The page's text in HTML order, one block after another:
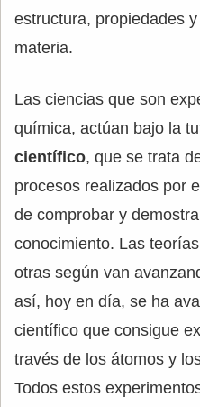
estructura, propiedades
materia.
Las ciencias que son
química, actúan bajo la
científico, que se trata
procesos realizados por
de comprobar y
conocimiento. Las
otras según van
así, hoy en día, se ha
científico que consigue
través de los átomos y
Todos estos